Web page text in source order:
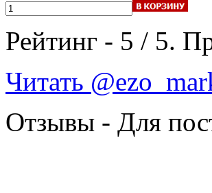
Рейтинг - 5 / 5.
Читать
Отзывы - Для